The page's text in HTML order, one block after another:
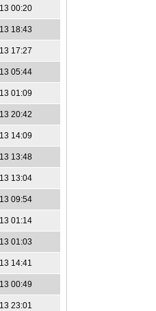
00:20
18:43
17:27
05:44
01:09
20:42
14:09
13:48
13:04
09:54
01:14
01:03
14:41
00:49
23:01